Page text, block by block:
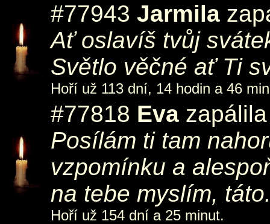
#77943 Jarmila
Ať oslavíš tvůj
Světlo věčné ať Ti
Hoří už 113 dní, 14 hodin a 46
#77818 Eva
Posílám ti tam
vzpomínku a
na tebe myslím,
Hoří už 154 dní a 25 minut.